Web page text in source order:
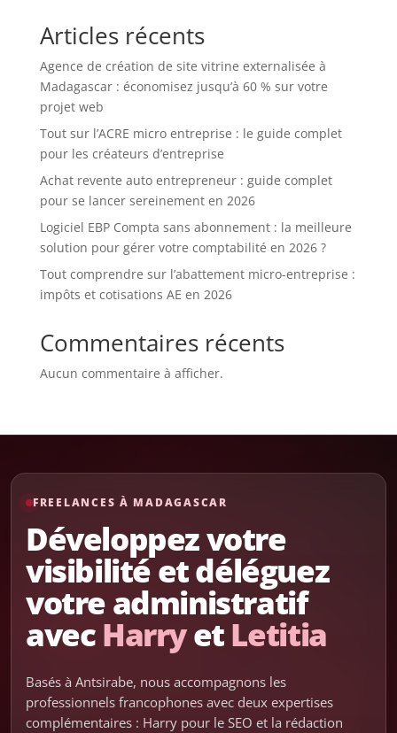
Articles récents
Agence de création de site vitrine externalisée à
Madagascar : économisez jusqu’à 60 % sur votre
projet web
Tout sur l’ACRE micro entreprise : le guide complet
pour les créateurs d’entreprise
Achat revente auto entrepreneur : guide complet
pour se lancer sereinement en 2026
Logiciel EBP Compta sans abonnement : la meilleure
solution pour gérer votre comptabilité en 2026 ?
Tout comprendre sur l’abattement micro-entreprise :
impôts et cotisations AE en 2026
Commentaires récents
Aucun commentaire à afficher.
FREELANCES À MADAGASCAR
Développez votre
visibilité et déléguez
votre administratif
avecHarryetLetitia
Basés à Antsirabe, nous accompagnons les
professionnels francophones avec deux expertises
complémentaires : Harry pour le SEO et la rédaction